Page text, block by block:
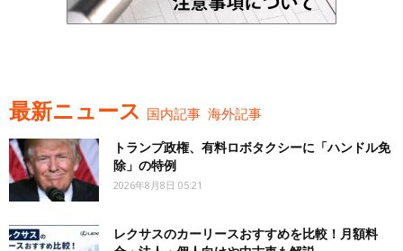
最新ニュース 国内記事 海外記事
トランプ政権、有料ロボタクシーに「ハンドル免
除」の特例
2026年8月8日 05:21
レクサスのカーリースおすすめを比較！月額料